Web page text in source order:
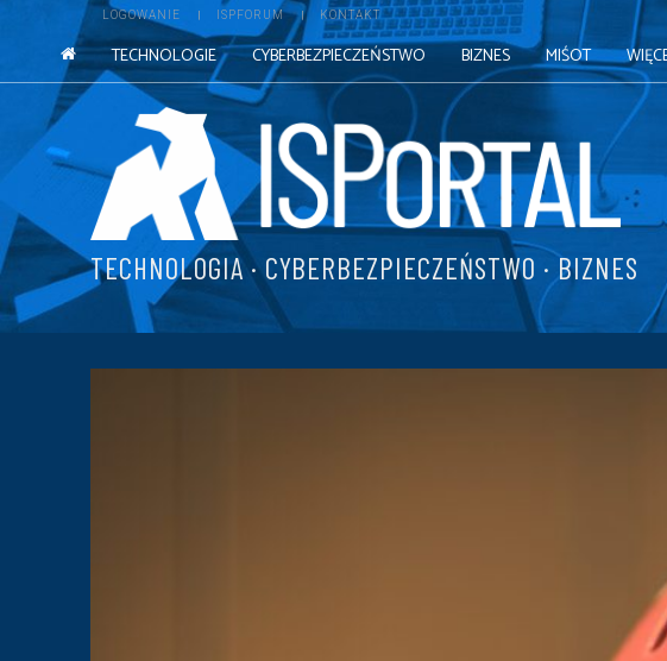
LOGOWANIE ISPFORUM KONTAKT
TECHNOLOGIE CYBERBEZPIECZEŃSTWO BIZNES MIŚOT
TECHNOLOGIA · CYBERBEZPIECZEŃSTWO · BIZNES